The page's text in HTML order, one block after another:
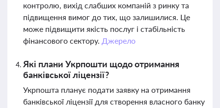
контролю, вихід слабших компаній з ринку та
підвищення вимог до тих, що залишилися. Це
може підвищити якість послуг і стабільність
фінансового сектору. Джерело
Які плани Укрпошти щодо отримання
банківської ліцензії?
Укрпошта планує подати заявку на отримання
банківської ліцензії для створення власного банку